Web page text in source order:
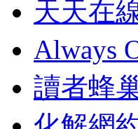
天天在
Always
讀者蜂